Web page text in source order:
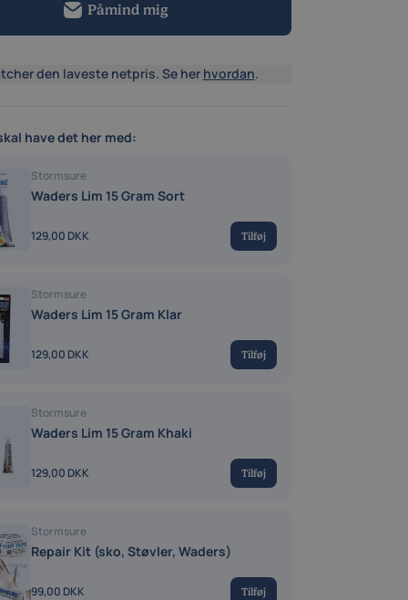
Påmind mig
den laveste netpris. Se her hvordan.
have det her med:
Stormsure
Waders Lim 15 Gram Sort
129,00 DKK Tilføj
Stormsure
Waders Lim 15 Gram Klar
129,00 DKK Tilføj
Stormsure
Waders Lim 15 Gram Khaki
129,00 DKK Tilføj
Stormsure
Repair Kit (sko, Støvler, Waders)
99,00 DKK Tilføj